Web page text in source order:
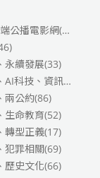
網(迪士尼、福斯、索尼)
永續發展(33)
科技、資訊安全
兩公約(86)
生命教育(52)
轉型正義(17)
犯罪相關(69)
歷史文化(66)